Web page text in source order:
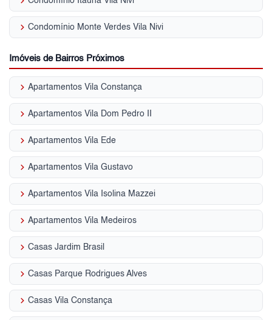
keyboard_arrow_right Condomínio Monte Verdes Vila Nivi
Imóveis de Bairros Próximos
keyboard_arrow_right Apartamentos Vila Constança
keyboard_arrow_right Apartamentos Vila Dom Pedro II
keyboard_arrow_right Apartamentos Vila Ede
keyboard_arrow_right Apartamentos Vila Gustavo
keyboard_arrow_right Apartamentos Vila Isolina Mazzei
keyboard_arrow_right Apartamentos Vila Medeiros
keyboard_arrow_right Casas Jardim Brasil
keyboard_arrow_right Casas Parque Rodrigues Alves
keyboard_arrow_right Casas Vila Constança